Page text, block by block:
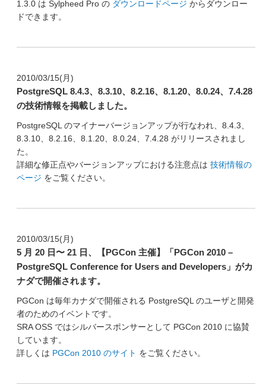
1.3.0 は Sylpheed Pro の ダウンロードページ からダウンロー
ドできます。
2010/03/15(月)
PostgreSQL 8.4.3、8.3.10、8.2.16、8.1.20、8.0.24、7.4.28
の技術情報を掲載しました。
PostgreSQL のマイナーバージョンアップが行なわれ、8.4.3、
8.3.10、8.2.16、8.1.20、8.0.24、7.4.28 がリリースされまし
た。
詳細な修正点やバージョンアップにおける注意点は 技術情報の
ページ をご覧ください。
2010/03/15(月)
5 月 20 日〜 21 日、【PGCon 主催】「PGCon 2010 –
PostgreSQL Conference for Users and Developers」がカ
ナダで開催されます。
PGCon は毎年カナダで開催される PostgreSQL のユーザと開発
者のためのイベントです。
SRA OSS ではシルバースポンサーとして PGCon 2010 に協賛
しています。
詳しくは PGCon 2010 のサイト をご覧ください。